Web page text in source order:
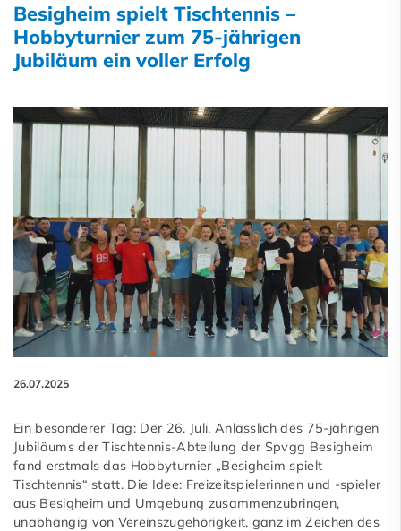
Besigheim spielt Tischtennis –
Hobbyturnier zum 75-jährigen
Jubiläum ein voller Erfolg
26.07.2025
Ein besonderer Tag: Der 26. Juli. Anlässlich des 75-jährigen
Jubiläums der Tischtennis-Abteilung der Spvgg Besigheim
fand erstmals das Hobbyturnier „Besigheim spielt
Tischtennis“ statt. Die Idee: Freizeitspielerinnen und -spieler
aus Besigheim und Umgebung zusammenzubringen,
unabhängig von Vereinszugehörigkeit, ganz im Zeichen des